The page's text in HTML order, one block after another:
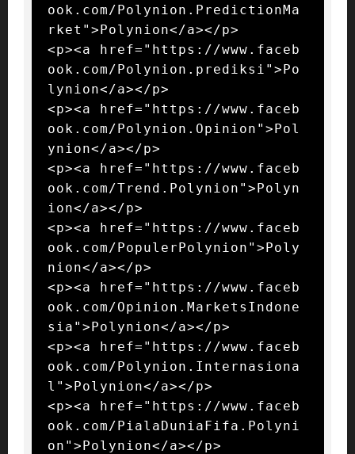
ook.com/Polynion.PredictionMa
rket">Polynion</a></p>
<p><a href="https://www.faceb
ook.com/Polynion.prediksi">Po
lynion</a></p>
<p><a href="https://www.faceb
ook.com/Polynion.Opinion">Pol
ynion</a></p>
<p><a href="https://www.faceb
ook.com/Trend.Polynion">Polyn
ion</a></p>
<p><a href="https://www.faceb
ook.com/PopulerPolynion">Poly
nion</a></p>
<p><a href="https://www.faceb
ook.com/Opinion.MarketsIndone
sia">Polynion</a></p>
<p><a href="https://www.faceb
ook.com/Polynion.Internasiona
l">Polynion</a></p>
<p><a href="https://www.faceb
ook.com/PialaDuniaFifa.Polyni
on">Polynion</a></p>